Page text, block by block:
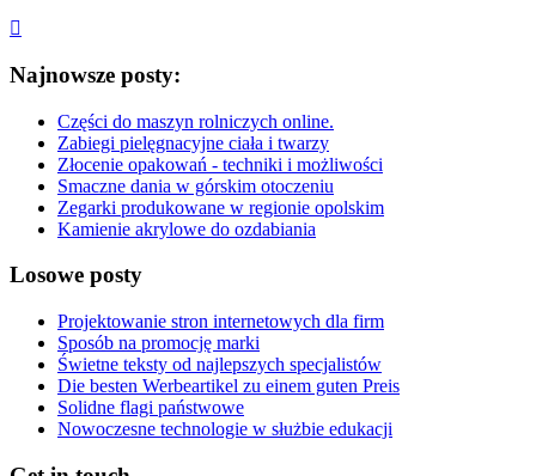
Najnowsze posty:
Części do maszyn rolniczych online.
Zabiegi pielęgnacyjne ciała i twarzy
Złocenie opakowań - techniki i możliwości
Smaczne dania w górskim otoczeniu
Zegarki produkowane w regionie opolskim
Kamienie akrylowe do ozdabiania
Losowe posty
Projektowanie stron internetowych dla firm
Sposób na promocję marki
Świetne teksty od najlepszych specjalistów
Die besten Werbeartikel zu einem guten Preis
Solidne flagi państwowe
Nowoczesne technologie w służbie edukacji